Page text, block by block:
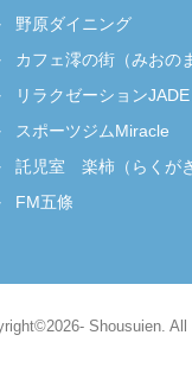
野原ダイニング
カフェ澪の街（みおの
リラクゼーションJADE
スポーツジムMiracle
託児室 楽柿（らくが
FM五條
2026- Shousuien.